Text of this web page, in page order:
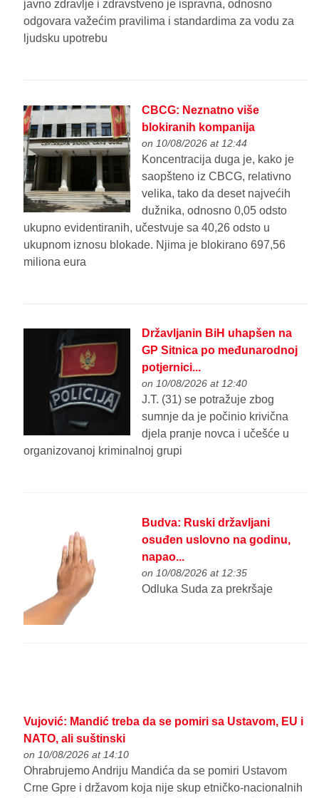
javno zdravlje i zdravstveno je ispravna, odnosno
odgovara važećim pravilima i standardima za vodu za
ljudsku upotrebu
CBCG: Neznatno više
blokiranih kompanija
on 10/08/2026 at 12:44
Koncentracija duga je, kako je
saopšteno iz CBCG, relativno
velika, tako da deset najvećih
dužnika, odnosno 0,05 odsto
ukupno evidentiranih, učestvuje sa 40,26 odsto u
ukupnom iznosu blokade. Njima je blokirano 697,56
miliona eura
Državljanin BiH uhapšen na
GP Sitnica po međunarodnoj
potjernici...
on 10/08/2026 at 12:40
J.T. (31) se potražuje zbog
sumnje da je počinio krivična
djela pranje novca i učešće u
organizovanoj kriminalnoj grupi
Budva: Ruski državljani
osuđen uslovno na godinu,
napao...
on 10/08/2026 at 12:35
Odluka Suda za prekršaje
Vujović: Mandić treba da se pomiri sa Ustavom, EU i
NATO, ali suštinski
on 10/08/2026 at 14:10
Ohrabrujemo Andriju Mandića da se pomiri Ustavom
Crne Gpre i državom koja nije skup etničko-nacionalnih